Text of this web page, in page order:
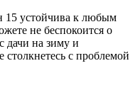
15 устойчива к любым
не беспокоится о
дачи на зиму и
с проблемой